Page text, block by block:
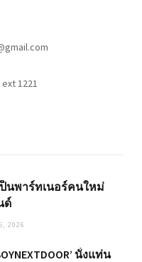
ext 1221
นพาร์ทเนอร์คนใหม่
ด์
2026
นั่งแท่น